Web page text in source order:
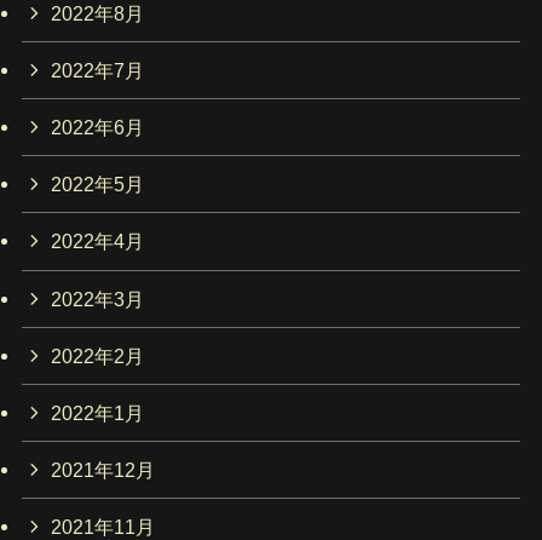
2022年8月
2022年7月
2022年6月
2022年5月
2022年4月
2022年3月
2022年2月
2022年1月
2021年12月
2021年11月